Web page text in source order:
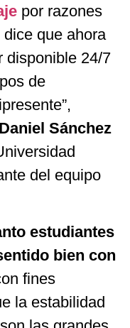
por razones
dice que ahora
disponible 24/7
de
Sánchez
del equipo
estudiantes
bien con
fines
la estabilidad